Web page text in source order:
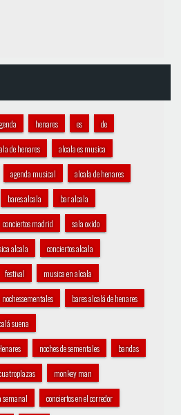
henares es de
de henares alcala es musica
agenda musical alcala de henares
bares alcala bar alcala
conciertos madrid sala oxido
alcala conciertos alcala
festival musica en alcala
nochessementales bares alcalá de henares
suena
noches de sementales bandas
monkey man
semanal conciertos en el corredor